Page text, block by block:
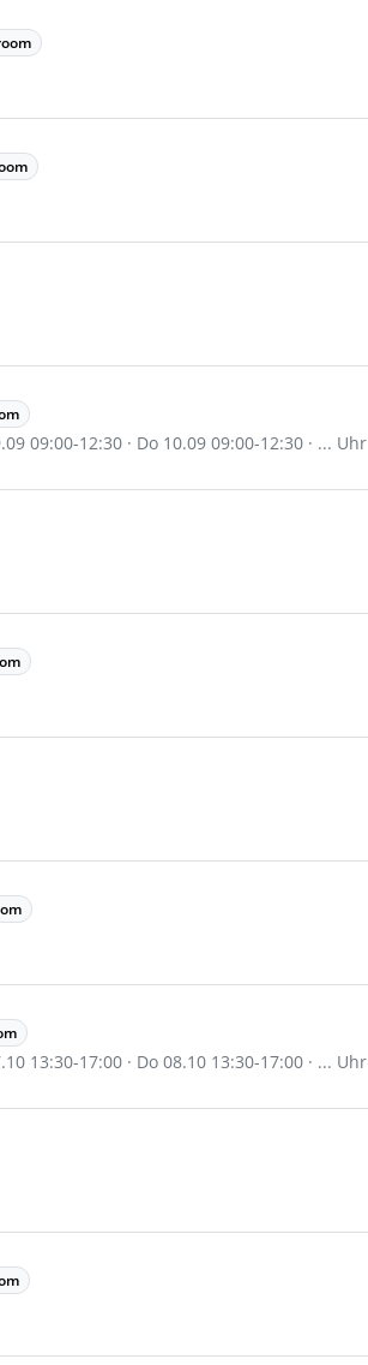
09:00-12:30 · Do 10.09 09:00-12:30 · ... Uhr
13:30-17:00 · Do 08.10 13:30-17:00 · ... Uhr